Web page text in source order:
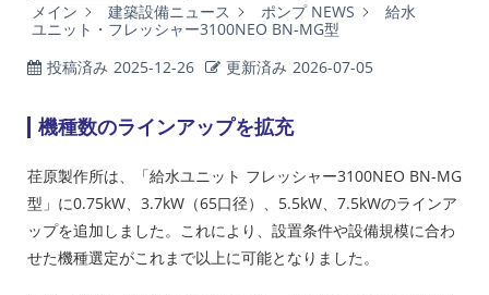
メイン
建築設備ニュース ポンプ NEWS
給水
ユニット・フレッシャー3100NEO BN-MG型
投稿済み 2025-12-26 更新済み 2026-07-05
機種数のラインアップを拡充
荏原製作所は、「給水ユニット フレッシャー3100NEO BN-MG
型」に0.75kW、3.7kW（65口径）、5.5kW、7.5kWのラインア
ップを追加しました。これにより、設置条件や設備規模に合わ
せた機種選定がこれまで以上に可能となりました。